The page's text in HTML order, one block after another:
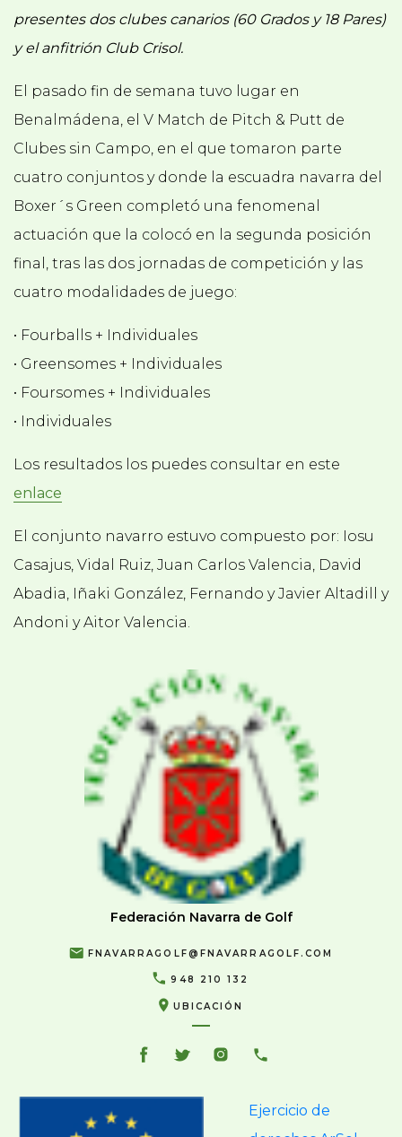
presentes dos clubes canarios (60 Grados y 18 Pares)
y el anfitrión Club Crisol.
El pasado fin de semana tuvo lugar en
Benalmádena, el V Match de Pitch & Putt de
Clubes sin Campo, en el que tomaron parte
cuatro conjuntos y donde la escuadra navarra del
Boxer´s Green completó una fenomenal
actuación que la colocó en la segunda posición
final, tras las dos jornadas de competición y las
cuatro modalidades de juego:
• Fourballs + Individuales
• Greensomes + Individuales
• Foursomes + Individuales
• Individuales
Los resultados los puedes consultar en este
enlace
El conjunto navarro estuvo compuesto por: Iosu
Casajus, Vidal Ruiz, Juan Carlos Valencia, David
Abadia, Iñaki González, Fernando y Javier Altadill y
Andoni y Aitor Valencia.
Federación Navarra de Golf
FNAVARRAGOLF@FNAVARRAGOLF.COM
948 210 132
UBICACIÓN
Ejercicio de